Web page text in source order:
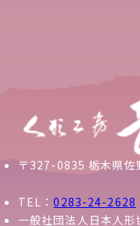
〒327-0835 栃木県佐
TEL：0283-24-2628
一般社団法人日本人形